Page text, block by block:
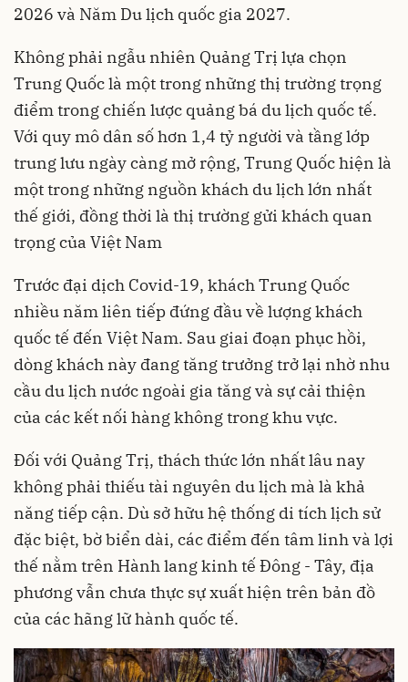
2026 và Năm Du lịch quốc gia 2027.
Không phải ngẫu nhiên Quảng Trị lựa chọn
Trung Quốc là một trong những thị trường trọng
điểm trong chiến lược quảng bá du lịch quốc tế.
Với quy mô dân số hơn 1,4 tỷ người và tầng lớp
trung lưu ngày càng mở rộng, Trung Quốc hiện là
một trong những nguồn khách du lịch lớn nhất
thế giới, đồng thời là thị trường gửi khách quan
trọng của Việt Nam
Trước đại dịch Covid-19, khách Trung Quốc
nhiều năm liên tiếp đứng đầu về lượng khách
quốc tế đến Việt Nam. Sau giai đoạn phục hồi,
dòng khách này đang tăng trưởng trở lại nhờ nhu
cầu du lịch nước ngoài gia tăng và sự cải thiện
của các kết nối hàng không trong khu vực.
Đối với Quảng Trị, thách thức lớn nhất lâu nay
không phải thiếu tài nguyên du lịch mà là khả
năng tiếp cận. Dù sở hữu hệ thống di tích lịch sử
đặc biệt, bờ biển dài, các điểm đến tâm linh và lợi
thế nằm trên Hành lang kinh tế Đông - Tây, địa
phương vẫn chưa thực sự xuất hiện trên bản đồ
của các hãng lữ hành quốc tế.